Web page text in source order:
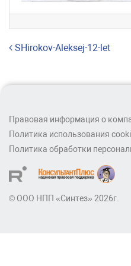
Навигация по
SHirokov-Aleksej-12-let
Правовая информация о
Политика использования
Политика обработки
© ООО НПП «Синтез» 2026г.